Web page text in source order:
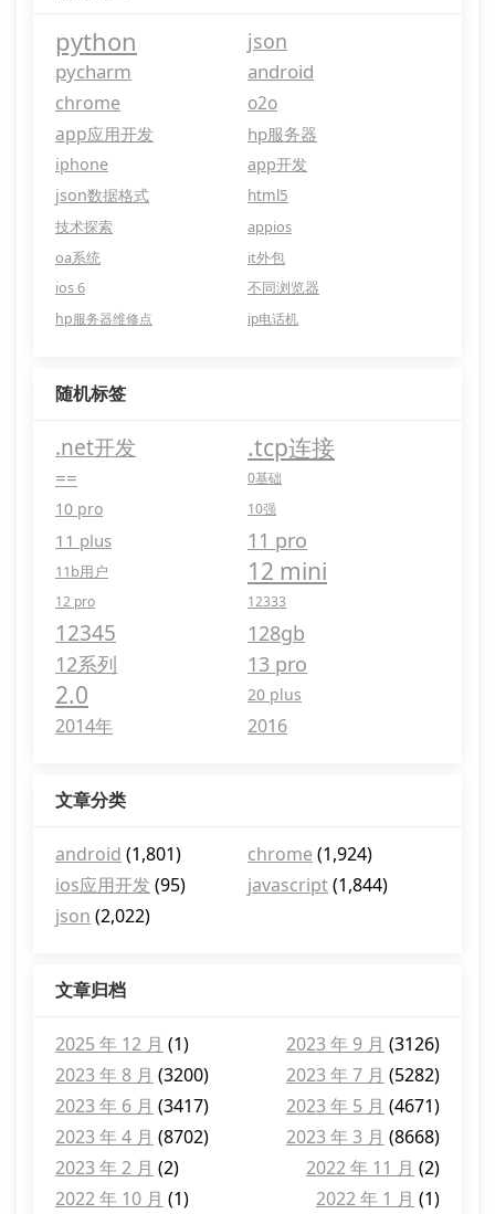
python json
pycharm android
chrome
o2o
app应用开发
hp服务器
iphone
app开发
json数据格式
html5
技术探索
appios
oa系统
it外包
ios 6
不同浏览器
hp服务器维修点
ip电话机
随机标签
.net开发 .tcp连接
== 0基础
10 pro 10强
11 plus 11 pro
11b用户 12 mini
12 pro 12333
12345
128gb
12系列
13 pro
2.0 20 plus
2014年 2016
文章分类
android (1,801) chrome (1,924)
ios应用开发 (95) javascript(1,844)
json (2,022)
文章归档
2025 年 12 月 (1) 2023 年 9 月 (3126)
2023 年 8 月 (3200) 2023 年 7 月 (5282)
2023 年 6 月 (3417) 2023 年 5 月 (4671)
2023 年 4 月 (8702) 2023 年 3 月 (8668)
2023 年 2 月 (2) 2022 年 11 月 (2)
2022 年 10 月 (1) 2022 年 1 月 (1)